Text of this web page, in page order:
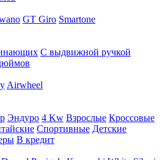
GT Giro Smartone
С выдвижной ручкой
Airwheel
Эндуро 4 Kw Взрослые Кроссовые
Спортивные Детские
В кредит